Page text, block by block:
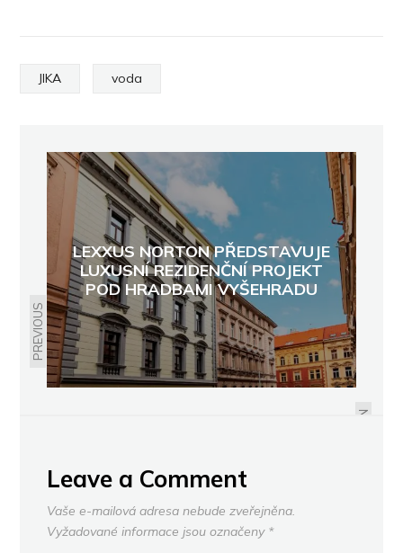
JIKA voda
PREVIOUS
LEXXUS NORTON PŘEDSTAVUJE
LUXUSNÍ REZIDENČNÍ PROJEKT
POD HRADBAMI VYŠEHRADU
NEXT
SVĚTLO A STÍN V KOUPELNĚ
Leave a Comment
Vaše e-mailová adresa nebude zveřejněna.
Vyžadované informace jsou označeny *